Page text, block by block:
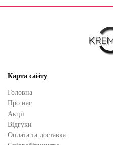
Карта сайту
Головна
Про нас
Акції
Відгуки
Оплата та доставка